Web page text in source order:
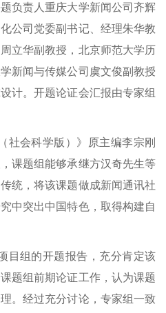
负责人重庆大学新闻公司齐辉
公司党委副书记、经理朱华教
周立华副教授，北京师范大学历
新闻与传媒公司虞文俊副教授
计。开题论证会汇报由专家组
社会科学版）》原主编李宗刚
课题组能够承继方汉奇先生等
统，将该课题做成新闻通讯社
中突出中国特色，取得构建自
目组的开题报告，充分肯定该
题组前期论证工作，认为课题
。经过充分讨论，专家组一致